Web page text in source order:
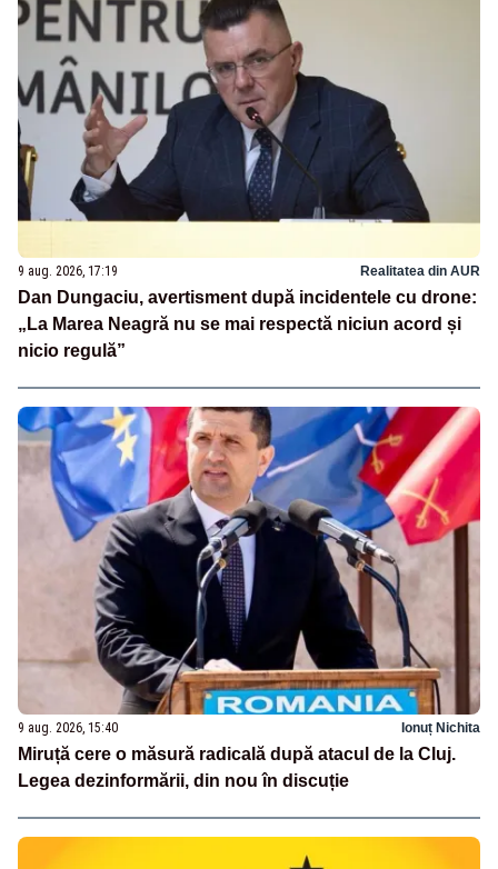
9 aug. 2026, 17:19 Realitatea din AUR
Dan Dungaciu, avertisment după incidentele cu drone:
„La Marea Neagră nu se mai respectă niciun acord și
nicio regulă”
9 aug. 2026, 15:40 Ionuț Nichita
Miruță cere o măsură radicală după atacul de la Cluj.
Legea dezinformării, din nou în discuție